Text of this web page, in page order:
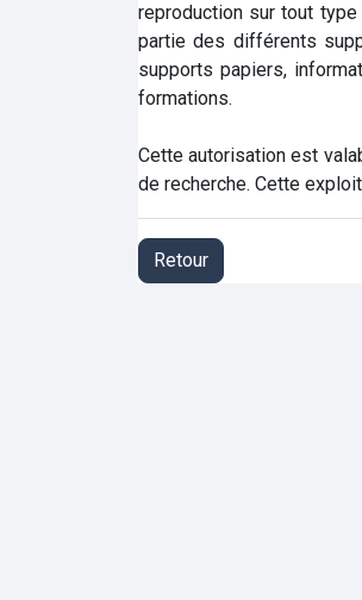
reproduction sur tout
partie des différents
supports papiers,
formations.
Cette autorisation est
de recherche. Cette
Retour